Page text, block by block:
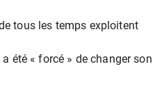
tous les temps exploitent
été « forcé » de changer son